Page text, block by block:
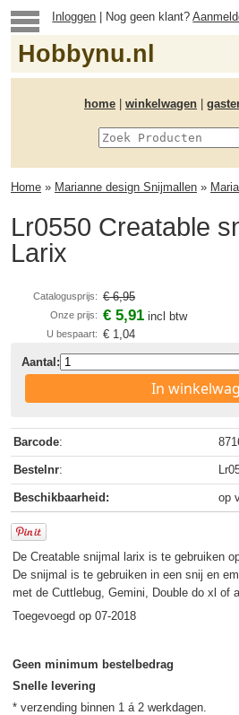
Inloggen | Nog geen klant?
Hobbynu.nl
home winkelwagen
Home » Marianne design Snijmallen »
Lr0550 Creatable
Larix
Catalogusprijs: € 6,95
Onze prijs: € 5,91 incl btw
U bespaart: € 1,04
Aantal:
In
Barcode:
Bestelnr:
Beschikbaarheid: op
De Creatable snijmal larix is te gebruiken
De snijmal is te gebruiken in een snij en
met de Cuttlebug, Gemini, Double do xl of
Toegevoegd op 07-2018
Geen minimum bestelbedrag
Snelle levering